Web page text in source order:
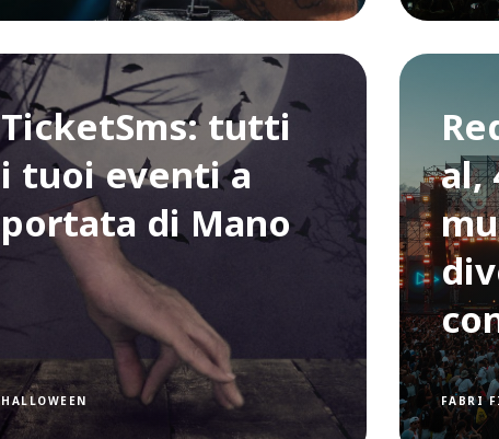
TicketSms: tutti
i tuoi eventi a
portata di Mano
HALLOWEEN
al,
FABRI